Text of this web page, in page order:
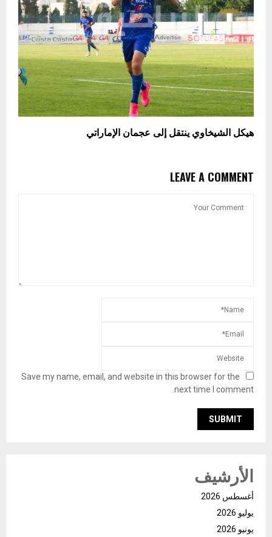
هيكل الشيخاوي ينتقل إلى عجمان الإماراتي
LEAVE A COMMENT
Save my name, email, and website in this browser for the
next time I comment.
الأرشيف
أغسطس 2026
يوليو 2026
يونيو 2026